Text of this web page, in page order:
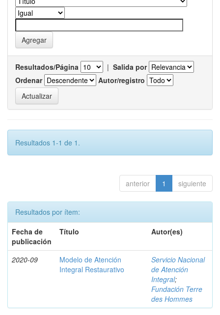
Resultados/Página | Salida por
Ordenar
Autor/registro
Resultados 1-1 de 1.
anterior 1 siguiente
Resultados por ítem:
Fecha de
publicación
Título Autor(es)
2020-09
Modelo de Atención
Integral Restaurativo
Servicio Nacional
de Atención
Integral;
Fundación Terre
des Hommes